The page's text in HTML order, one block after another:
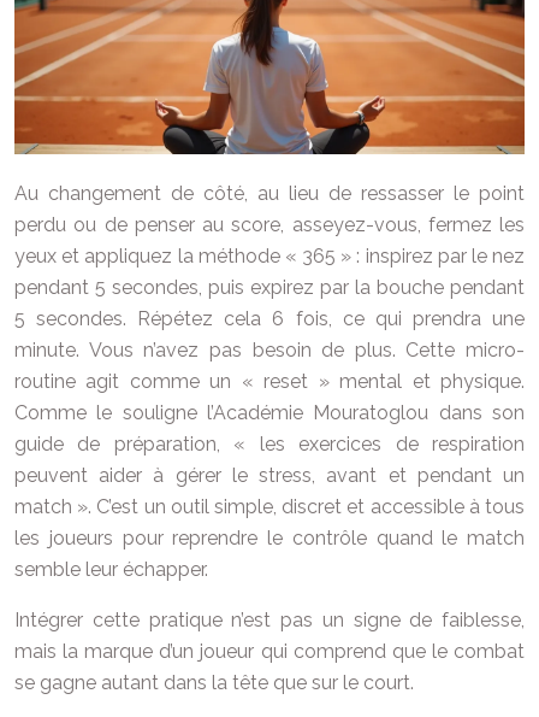
Au changement de côté, au lieu de ressasser le point
perdu ou de penser au score, asseyez-vous, fermez les
yeux et appliquez la méthode « 365 » : inspirez par le nez
pendant 5 secondes, puis expirez par la bouche pendant
5 secondes. Répétez cela 6 fois, ce qui prendra une
minute. Vous n’avez pas besoin de plus. Cette micro-
routine agit comme un « reset » mental et physique.
Comme le souligne l’Académie Mouratoglou dans son
guide de préparation, « les exercices de respiration
peuvent aider à gérer le stress, avant et pendant un
match ». C’est un outil simple, discret et accessible à tous
les joueurs pour reprendre le contrôle quand le match
semble leur échapper.
Intégrer cette pratique n’est pas un signe de faiblesse,
mais la marque d’un joueur qui comprend que le combat
se gagne autant dans la tête que sur le court.